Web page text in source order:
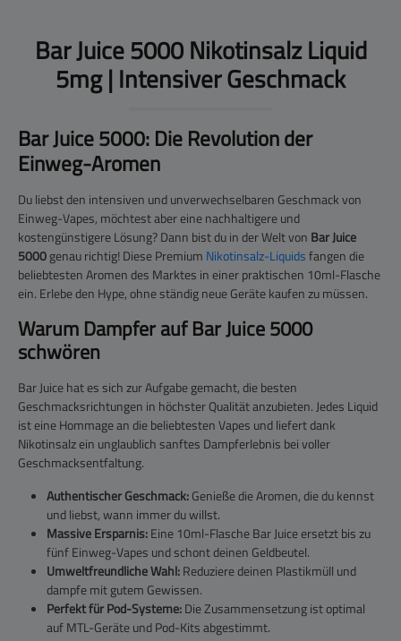
Bar Juice 5000 Nikotinsalz Liquid
5mg | Intensiver Geschmack
Bar Juice 5000: Die Revolution der
Einweg-Aromen
Du liebst den intensiven und unverwechselbaren Geschmack von
Einweg-Vapes, möchtest aber eine nachhaltigere und
kostengünstigere Lösung? Dann bist du in der Welt von Bar Juice
5000genau richtig! Diese Premium Nikotinsalz-Liquidsfangen die
beliebtesten Aromen des Marktes in einer praktischen 10ml-Flasche
ein. Erlebe den Hype, ohne ständig neue Geräte kaufen zu müssen.
Warum Dampfer auf Bar Juice 5000
schwören
Bar Juice hat es sich zur Aufgabe gemacht, die besten
Geschmacksrichtungen in höchster Qualität anzubieten. Jedes Liquid
ist eine Hommage an die beliebtesten Vapes und liefert dank
Nikotinsalz ein unglaublich sanftes Dampferlebnis bei voller
Geschmacksentfaltung.
Authentischer Geschmack:Genieße die Aromen, die du kennst
und liebst, wann immer du willst.
Massive Ersparnis:Eine 10ml-Flasche Bar Juice ersetzt bis zu
fünf Einweg-Vapes und schont deinen Geldbeutel.
Umweltfreundliche Wahl:Reduziere deinen Plastikmüll und
dampfe mit gutem Gewissen.
Perfekt für Pod-Systeme:Die Zusammensetzung ist optimal
auf MTL-Geräte und Pod-Kits abgestimmt.